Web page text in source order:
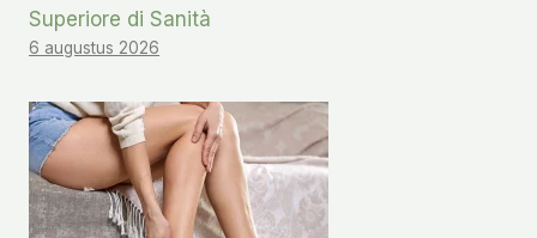
Superiore di Sanità
6 augustus 2026